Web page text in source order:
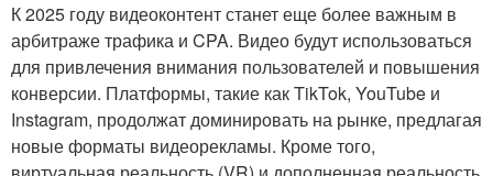
К 2025 году видеоконтент станет еще более важным в
арбитраже трафика и CPA. Видео будут использоваться
для привлечения внимания пользователей и повышения
конверсии. Платформы, такие как TikTok, YouTube и
Instagram, продолжат доминировать на рынке, предлагая
новые форматы видеорекламы. Кроме того,